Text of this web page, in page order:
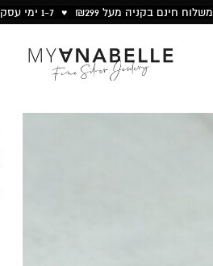
משלוח חינם בקניה מעל ₪299 ♥ 1-7 ימי עסקים